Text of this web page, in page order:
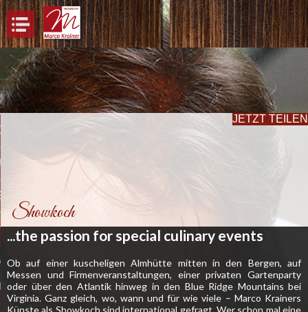
Showkoch
JETZT TEILEN
...the passion for special culinary events
Ob auf einer kuscheligen Almhütte mitten in den Bergen, auf
Messen und Firmenveranstaltungen, einer privaten Gartenparty
oder über den Atlantik hinweg in den Blue Ridge Mountains bei
Virginia. Ganz gleich, wo, wann und für wie viele – Marco Krainers
Künste als Showkoch sind international gefragt. Wer schon mal eine
KRAINER
KRAINER
GENUSSLAND K�RNTEN